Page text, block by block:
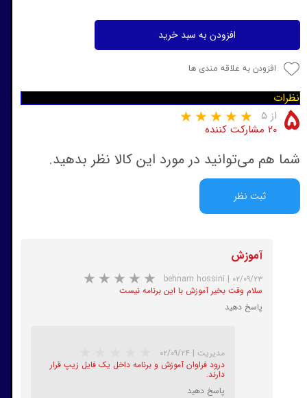
افزودن به سبد خرید
افزودن به علاقه مندی ها
نظرات
۵ از ۵
۲۰ مشارکت کننده
شما هم می‌توانید در مورد این کالا نظر بدهید.
ثبت نظر
آموزش
behnam hossini | ۰۲/۰۹/۲۳
سلام وقت بخیر آموزش با این برنامه نیست
پاسخ دهید
مدیریت | ۰۲/۰۹/۲۴
درود فراوان آموزش و برنامه داخل یک فایل زیپ قرار
دارند.
پاسخ دهید